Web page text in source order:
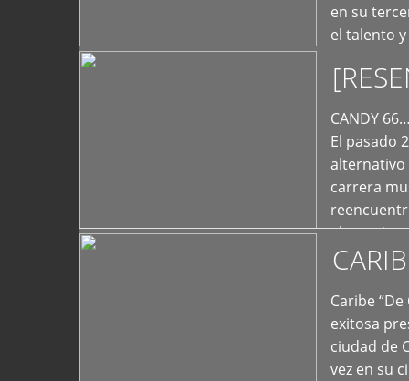
en su
el talento
de las
CANDY
El pasado
alternativo
carrera
el exterior
Caribe
exitosa
ciudad de
vez en su